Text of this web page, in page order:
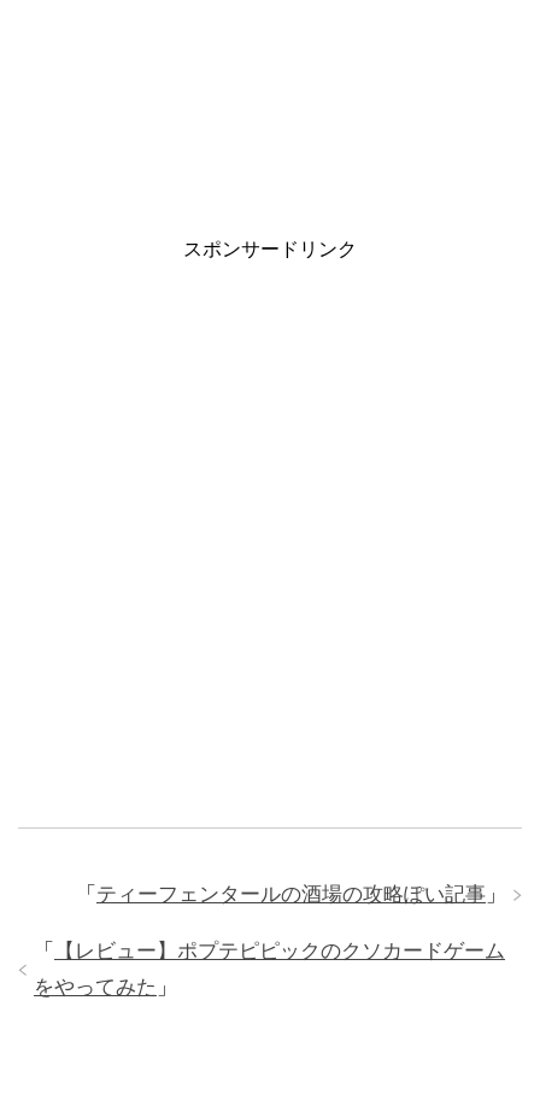
スポンサードリンク
「 ティーフェンタールの酒場の攻略ぽい記事 」
「
【レビュー】ポプテピピックのクソカードゲーム
をやってみた 」